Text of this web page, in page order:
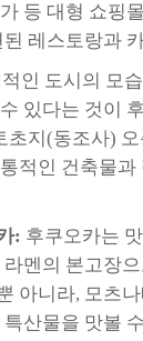
등 대형 쇼핑
레스토랑과
인 도시의 모
있다는 것이
초지(동조사)
적인 건축물과
: 후쿠오카는
멘의 본고장
아니라, 모츠
산물을 맛볼